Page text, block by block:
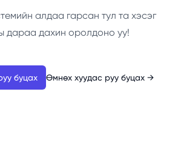
алдаа гарсан тул та хэсэг
дараа дахин оролдоно уу!
буцах Өмнөх хуудас руу буцах →